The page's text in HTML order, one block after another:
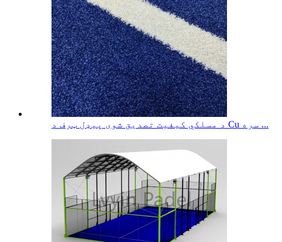
د مسلکي کیفیت تصدیق شوی پیډل ټرف د Cu سره ...